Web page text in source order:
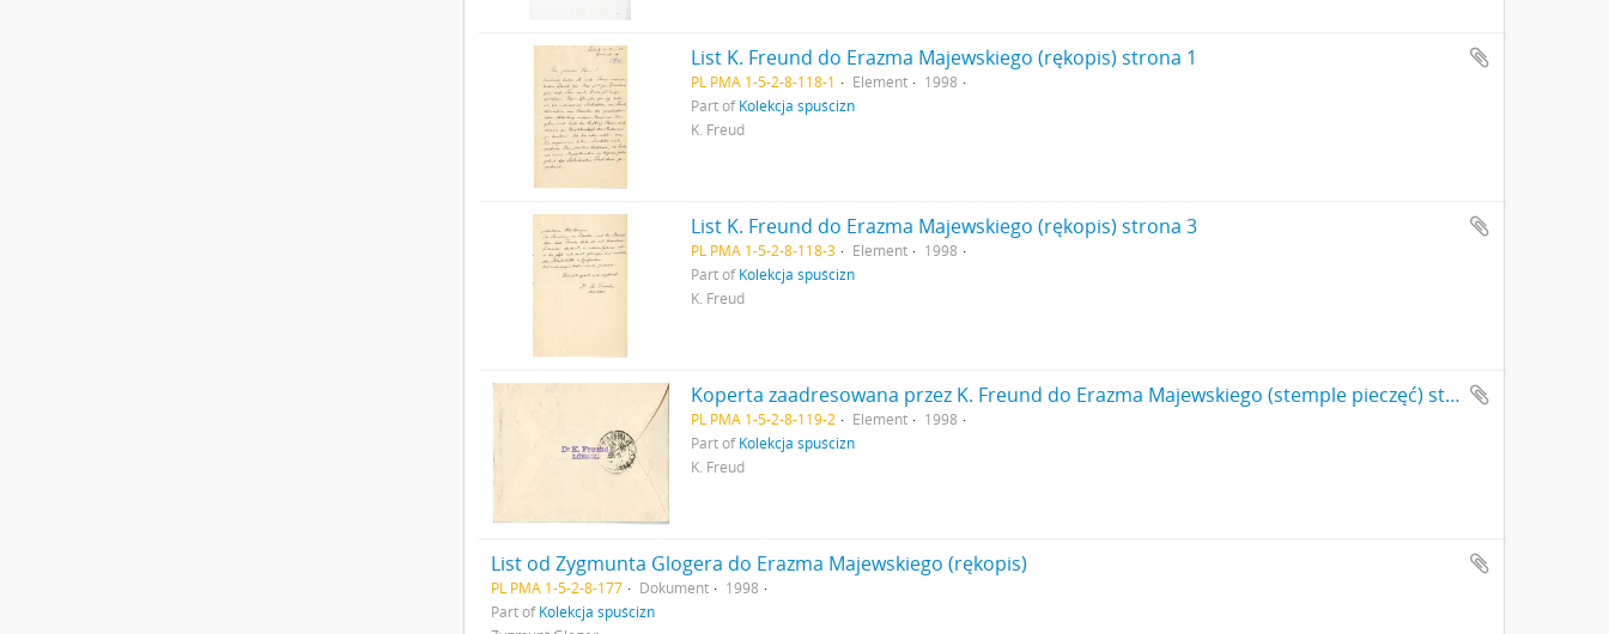
List K. Freund do Erazma Majewskiego (rękopis) strona 1
PL PMA 1-5-2-8-118-1 Element
1998
Part ofKolekcja spuścizn
K. Freud
List K. Freund do Erazma Majewskiego (rękopis) strona 3
PL PMA 1-5-2-8-118-3 Element
1998
Part ofKolekcja spuścizn
K. Freud
Koperta zaadresowana przez K. Freund do Erazma Majewskiego (stemple pieczęć) strona 2 (rewers)
PL PMA 1-5-2-8-119-2 Element
1998
Part ofKolekcja spuścizn
K. Freud
List od Zygmunta Glogera do Erazma Majewskiego (rękopis)
PL PMA 1-5-2-8-177 Dokument
1998
Part ofKolekcja spuścizn